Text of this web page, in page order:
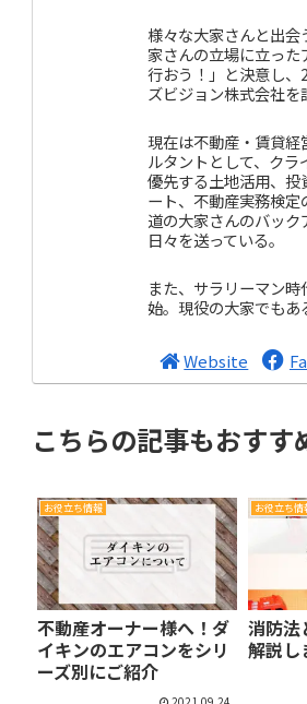
様々な大家さんと出会
家さんの立場に立った
行おう！」と決意し
ズビジョン株式会社を
現在は不動産・賃貸経
ルタントとして、クラ
優先する土地活用、
ート、不動産実務検
道の大家さんのバック
日々を送っている。
また、サラリーマン
始。現役の大家でもあ
Website
こちらの記事もおすす
お役立ち情報
不動産オーナー様へ！ダ
イキンのエアコンをシリ
ーズ別にご紹介
お役立ち情
消防法
解説し